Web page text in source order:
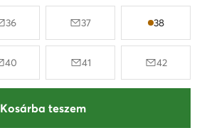
36 37 38
40 41 42
Kosárba teszem